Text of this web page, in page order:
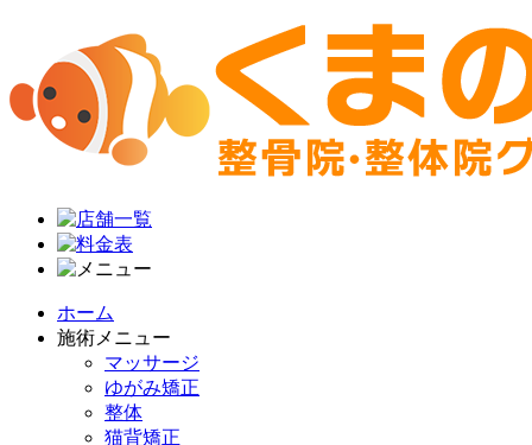
ホーム
施術メニュー
マッサージ
ゆがみ矯正
整体
猫背矯正